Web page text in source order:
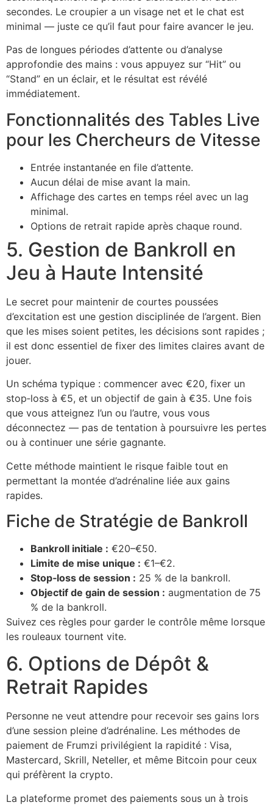
secondes. Le croupier a un visage net et le chat est
minimal — juste ce qu’il faut pour faire avancer le jeu.
Pas de longues périodes d’attente ou d’analyse
approfondie des mains : vous appuyez sur “Hit” ou
“Stand” en un éclair, et le résultat est révélé
immédiatement.
Fonctionnalités des Tables Live
pour les Chercheurs de Vitesse
Entrée instantanée en file d’attente.
Aucun délai de mise avant la main.
Affichage des cartes en temps réel avec un lag
minimal.
Options de retrait rapide après chaque round.
5. Gestion de Bankroll en
Jeu à Haute Intensité
Le secret pour maintenir de courtes poussées
d’excitation est une gestion disciplinée de l’argent. Bien
que les mises soient petites, les décisions sont rapides ;
il est donc essentiel de fixer des limites claires avant de
jouer.
Un schéma typique : commencer avec €20, fixer un
stop‑loss à €5, et un objectif de gain à €35. Une fois
que vous atteignez l’un ou l’autre, vous vous
déconnectez — pas de tentation à poursuivre les pertes
ou à continuer une série gagnante.
Cette méthode maintient le risque faible tout en
permettant la montée d’adrénaline liée aux gains
rapides.
Fiche de Stratégie de Bankroll
Bankroll initiale : €20–€50.
Limite de mise unique : €1–€2.
Stop‑loss de session : 25 % de la bankroll.
Objectif de gain de session : augmentation de 75
% de la bankroll.
Suivez ces règles pour garder le contrôle même lorsque
les rouleaux tournent vite.
6. Options de Dépôt &
Retrait Rapides
Personne ne veut attendre pour recevoir ses gains lors
d’une session pleine d’adrénaline. Les méthodes de
paiement de Frumzi privilégient la rapidité : Visa,
Mastercard, Skrill, Neteller, et même Bitcoin pour ceux
qui préfèrent la crypto.
La plateforme promet des paiements sous un à trois